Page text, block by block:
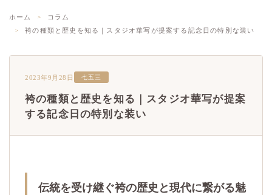
ホーム
コラム
袴の種類と歴史を知る｜スタジオ華写が提案する記念日の特別な装い
2023年9月28日 七五三
袴の種類と歴史を知る｜スタジオ華写が提案
する記念日の特別な装い
伝統を受け継ぐ袴の歴史と現代に繋がる魅